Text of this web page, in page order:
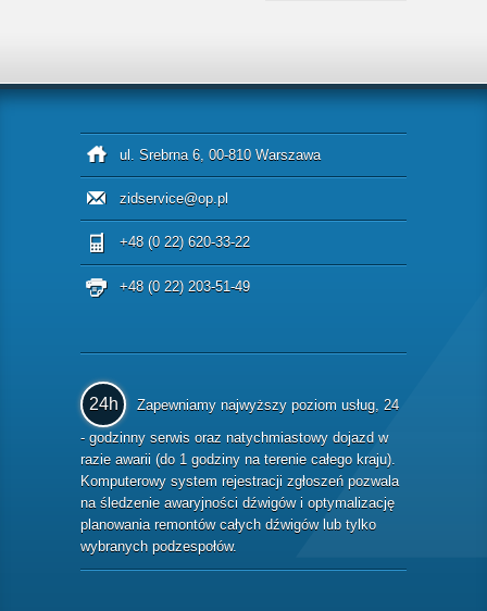
ul. Srebrna 6, 00-810 Warszawa
zidservice@op.pl
+48 (0 22) 620-33-22
+48 (0 22) 203-51-49
24h
Zapewniamy najwyższy poziom usług, 24
- godzinny serwis oraz natychmiastowy dojazd w
razie awarii (do 1 godziny na terenie całego kraju).
Komputerowy system rejestracji zgłoszeń pozwala
na śledzenie awaryjności dźwigów i optymalizację
planowania remontów całych dźwigów lub tylko
wybranych podzespołów.